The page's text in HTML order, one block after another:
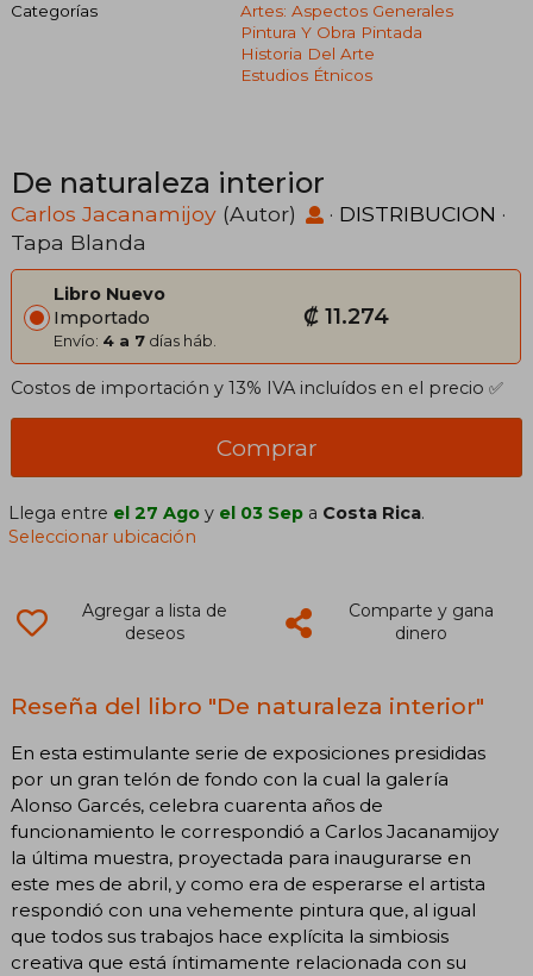
Categorías
Artes: Aspectos Generales
Pintura Y Obra Pintada
Historia Del Arte
Estudios Étnicos
De naturaleza interior
Carlos Jacanamijoy (Autor) · DISTRIBUCION ·
Tapa Blanda
Libro Nuevo
Importado
Envío: 4 a 7 días háb.
₡ 11.274
Costos de importación y 13% IVA incluídos en el precio ✅
Comprar
Llega entre el 27 Ago y el 03 Sep a Costa Rica.
Seleccionar ubicación
Agregar a lista de
deseos
Comparte y gana
dinero
Reseña del libro "De naturaleza interior"
En esta estimulante serie de exposiciones presididas
por un gran telón de fondo con la cual la galería
Alonso Garcés, celebra cuarenta años de
funcionamiento le correspondió a Carlos Jacanamijoy
la última muestra, proyectada para inaugurarse en
este mes de abril, y como era de esperarse el artista
respondió con una vehemente pintura que, al igual
que todos sus trabajos hace explícita la simbiosis
creativa que está íntimamente relacionada con su